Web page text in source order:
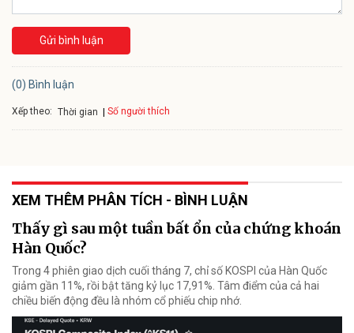
Gửi bình luận
(0) Bình luận
Xếp theo: Thời gian Số người thích
XEM THÊM PHÂN TÍCH - BÌNH LUẬN
Thấy gì sau một tuần bất ổn của chứng khoán
Hàn Quốc?
Trong 4 phiên giao dịch cuối tháng 7, chỉ số KOSPI của Hàn Quốc
giảm gần 11%, rồi bật tăng kỷ lục 17,91%. Tâm điểm của cả hai
chiều biến động đều là nhóm cổ phiếu chip nhớ.